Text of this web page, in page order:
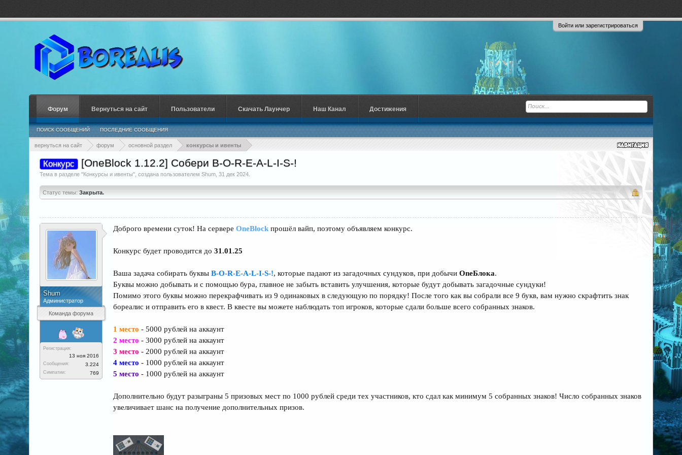
Войти или зарегистрироваться
вернуться на сайт форум основной раздел конкурсы и ивенты
Конкурс [OneBlock 1.12.2] Собери B-O-R-E-A-L-I-S-!
Тема в разделе "Конкурсы и ивенты", создана пользователем Shum 31 дек 2024
Статус темы: Закрыта.
Shum
Администратор
Команда форума
Регистрация:
13 ноя 2016
Сообщения: 3.224
Симпатии: 769
Доброго времени суток! На сервере OneBlock прошёл вайп, поэтому объявляем конкурс.
Конкурс будет проводится до 31.01.25
Ваша задача собирать буквы B-O-R-E-A-L-I-S-!, которые падают из загадочных сундуков, при добычи OneБлока.
Буквы можно добывать и с помощью бура, главное не забыть вставить улучшения, которые будут добывать загадочные сундуки!
Помимо этого буквы можно перекрафчивать из 9 одинаковых в следующую по порядку! После того как вы собрали все 9 букв, вам нужно скрафтить знак
бореалис и отправить его в квест. В квесте вы можете наблюдать топ игроков, которые сдали больше всего собранных знаков.
1 место - 5000 рублей на аккаунт
2 место - 3000 рублей на аккаунт
3 место - 2000 рублей на аккаунт
4 место - 1000 рублей на аккаунт
5 место - 1000 рублей на аккаунт
Дополнительно будут разыграны 5 призовых мест по 1000 рублей среди тех участников, кто сдал как минимум 5 собранных знаков! Число собранных знаков
увеличивает шанс на получение дополнительных призов.
Форум
ПОИСК СООБЩЕНИЙ ПОСЛЕДНИЕ СООБЩЕНИЯ
Вернуться на сайт Пользователи Скачать Лаунчер Наш Канал Достижения